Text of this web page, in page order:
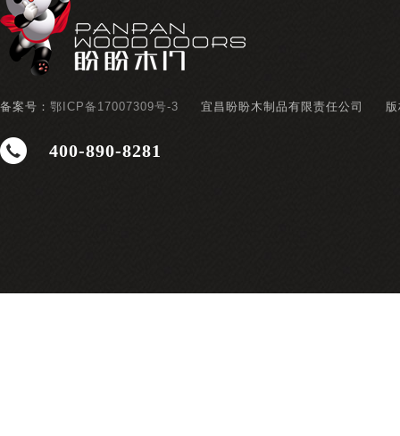
备案号： 鄂ICP备17007309号-3 宜昌盼盼木制品有限责任公司
400-890-8281